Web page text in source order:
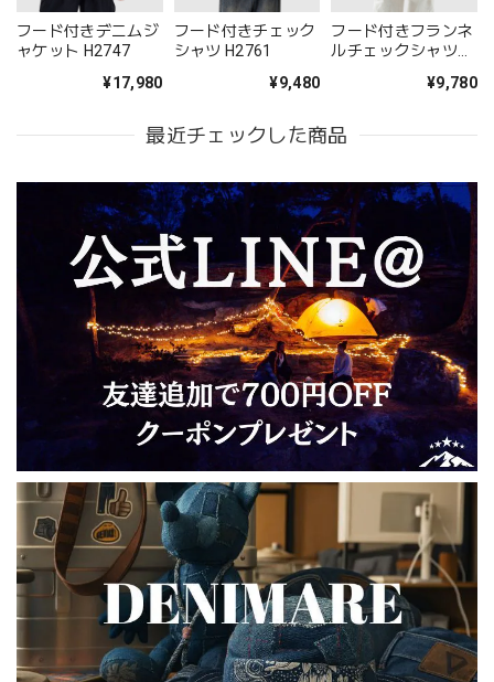
フード付きデニムジ
ャケット H2747
¥17,980
フード付きチェック
シャツ H2761
¥9,480
フード付きフランネ
ルチェックシャツ
¥9,780
最近チェックした商品